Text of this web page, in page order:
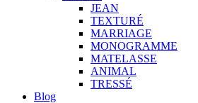
JEAN
TEXTURÉ
MARRIAGE
MONOGRAMME
MATELASSE
ANIMAL
TRESSÉ
Blog